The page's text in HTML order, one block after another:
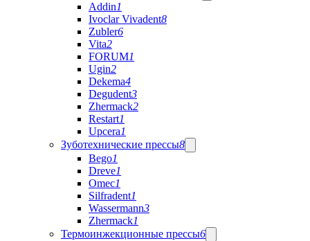
Addin1
Ivoclar Vivadent8
Zubler6
Vita2
FORUM1
Ugin2
Dekema4
Degudent3
Zhermack2
Restart1
Upcera1
Зуботехнические прессы8
Bego1
Dreve1
Omec1
Silfradent1
Wassermann3
Zhermack1
Термоинжекционные прессы6